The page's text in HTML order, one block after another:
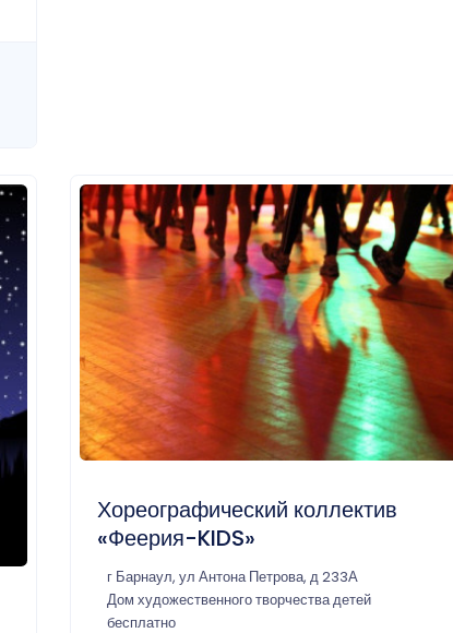
Хореографический коллектив
«Феерия-KIDS»
г Барнаул, ул Антона Петрова, д 233А
Дом художественного творчества детей
бесплатно